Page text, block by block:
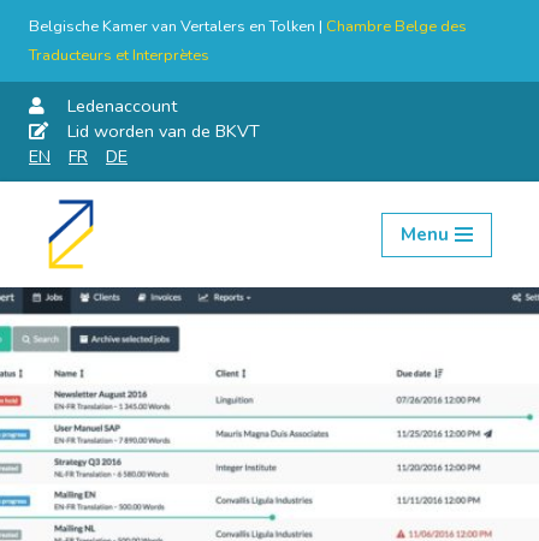
Belgische Kamer van Vertalers en Tolken | Chambre Belge des
Traducteurs et Interprètes
Ledenaccount
Lid worden van de BKVT
EN
FR DE
Skip
content
Menu